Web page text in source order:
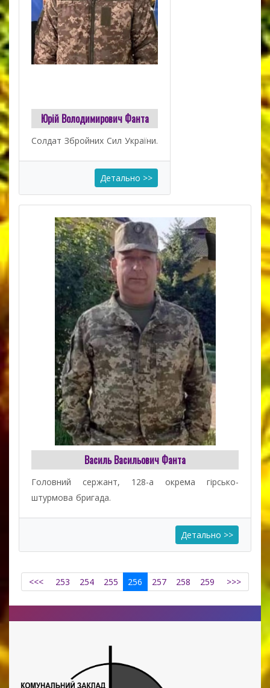
Юрій Володимирович Фанта
Солдат Збройних Cил України.
Детально >>
Василь Васильович Фанта
Головний сержант, 128-а окрема гірсько-
штурмова бригада.
Детально >>
<<< 253 254 255 256 257 258 259 >>>